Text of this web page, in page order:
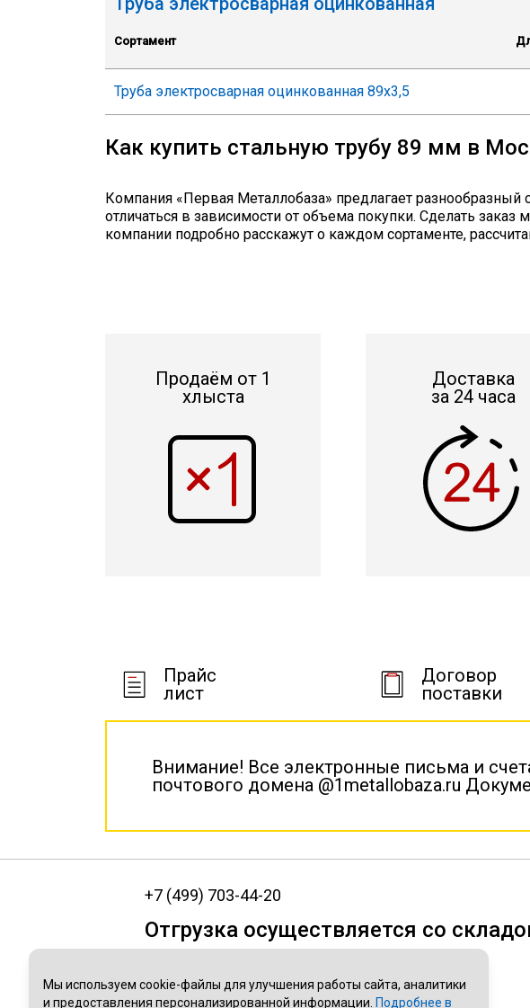
Сортамент
Труба электросварная оцинкованная 89х3,5
Как купить стальную трубу 89 мм в
Компания «Первая Металлобаза» предлагает разнообразный
отличаться в зависимости от объема покупки. Сделать
компании подробно расскажут о каждом сортаменте,
Продаём от 1
хлыста
Доставка
за 24 часа
Прайс
лист
Договор
поставки
Внимание! Все электронные письма и
почтового домена @1metallobaza.ru
+7 (499) 703-44-20
Отгрузка осуществляется со
МО, г. Лыткарино, ул.Парковая, 11
Мы используем cookie-файлы для улучшения работы сайта, аналитики
и предоставления персонализированной информации. Подробнее в